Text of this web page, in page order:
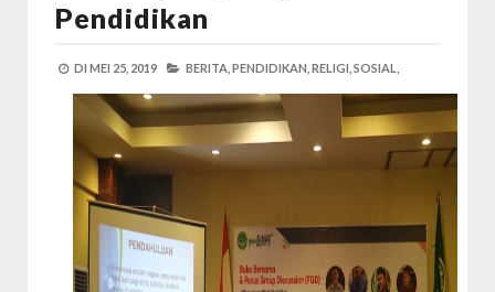
Pendidikan
DI MEI 25, 2019 BERITA, PENDIDIKAN, RELIGI, SOSIAL,